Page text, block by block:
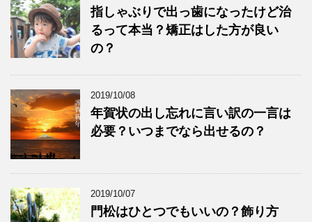
指しゃぶりで出っ歯になったけど治
るって本当？矯正はした方が良い
の？
2019/10/08
年賀状の出し忘れに言い訳の一言は
必要？いつまでなら出せるの？
2019/10/07
門松はひとつでもいいの？飾り方